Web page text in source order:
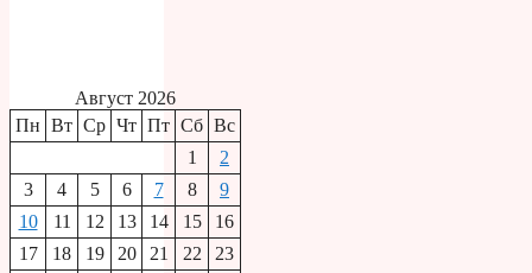
Август 2026
Пн Вт Ср Чт Пт Сб Вс
1
2
3
4 5 6 7 8
9
10
11 12 13 14 15
16
17
18 19 20 21 22
23